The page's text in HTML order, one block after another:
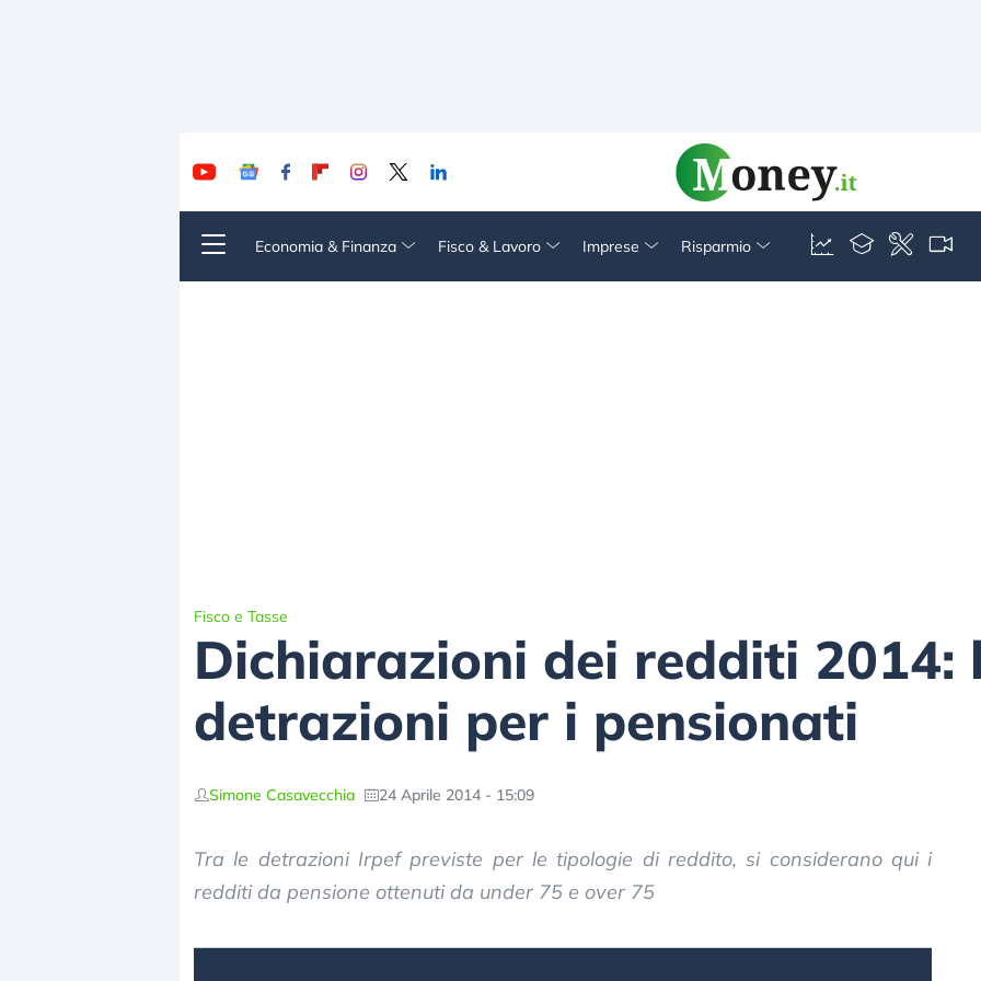
Economia & Finanza Fisco & Lavoro Imprese Risparmio
Fisco e Tasse
Dichiarazioni dei redditi 2014:
detrazioni per i pensionati
Simone Casavecchia 24 Aprile 2014 - 15:09
Tra le detrazioni Irpef previste per le tipologie di reddito, si considerano qui i
redditi da pensione ottenuti da under 75 e over 75